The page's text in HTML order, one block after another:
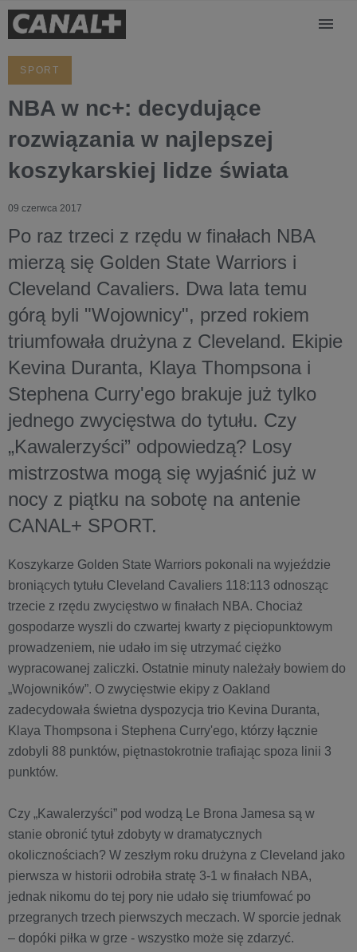
SPORT
NBA w nc+: decydujące
rozwiązania w najlepszej
koszykarskiej lidze świata
09 czerwca 2017
Po raz trzeci z rzędu w finałach NBA
mierzą się Golden State Warriors i
Cleveland Cavaliers. Dwa lata temu
górą byli "Wojownicy", przed rokiem
triumfowała drużyna z Cleveland. Ekipie
Kevina Duranta, Klaya Thompsona i
Stephena Curry'ego brakuje już tylko
jednego zwycięstwa do tytułu. Czy
„Kawalerzyści” odpowiedzą? Losy
mistrzostwa mogą się wyjaśnić już w
nocy z piątku na sobotę na antenie
CANAL+ SPORT.
Koszykarze Golden State Warriors pokonali na wyjeździe
broniących tytułu Cleveland Cavaliers 118:113 odnosząc
trzecie z rzędu zwycięstwo w finałach NBA. Chociaż
gospodarze wyszli do czwartej kwarty z pięciopunktowym
prowadzeniem, nie udało im się utrzymać ciężko
wypracowanej zaliczki. Ostatnie minuty należały bowiem do
„Wojowników”. O zwycięstwie ekipy z Oakland
zadecydowała świetna dyspozycja trio Kevina Duranta,
Klaya Thompsona i Stephena Curry'ego, którzy łącznie
zdobyli 88 punktów, piętnastokrotnie trafiając spoza linii 3
punktów.
Czy „Kawalerzyści” pod wodzą Le Brona Jamesa są w
stanie obronić tytuł zdobyty w dramatycznych
okolicznościach? W zeszłym roku drużyna z Cleveland jako
pierwsza w historii odrobiła stratę 3-1 w finałach NBA,
jednak nikomu do tej pory nie udało się triumfować po
przegranych trzech pierwszych meczach. W sporcie jednak
– dopóki piłka w grze - wszystko może się zdarzyć.